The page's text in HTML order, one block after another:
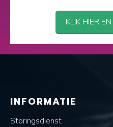
KLIK HIER
INFORMATIE
Storingsdienst